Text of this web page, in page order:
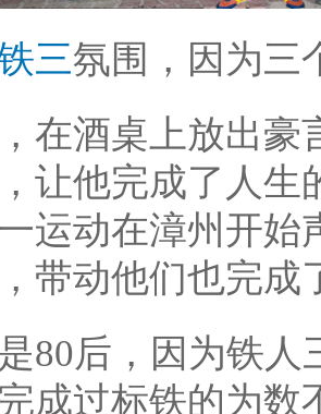
三氛围， 因为三
在酒桌上放出豪
让他完成了人
运动在漳州开始
带动他们也完成
80后，因为铁
成过标铁的为数